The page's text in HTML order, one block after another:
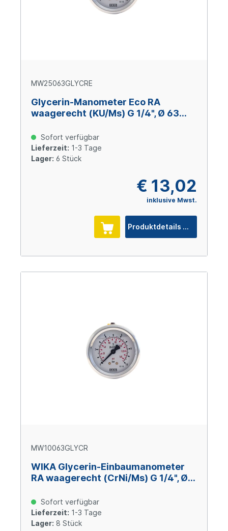
MW25063GLYCRE
Glycerin-Manometer Eco RA
waagerecht (KU/Ms) G 1/4", Ø 63
Sofort verfügbar
Lieferzeit: 1-3 Tage
Lager: 6 Stück
€ 13,02
inklusive Mwst.
Produktdetails
MW10063GLYCR
WIKA Glycerin-Einbaumanometer
RA waagerecht (CrNi/Ms) G 1/4", Ø
Sofort verfügbar
Lieferzeit: 1-3 Tage
Lager: 8 Stück